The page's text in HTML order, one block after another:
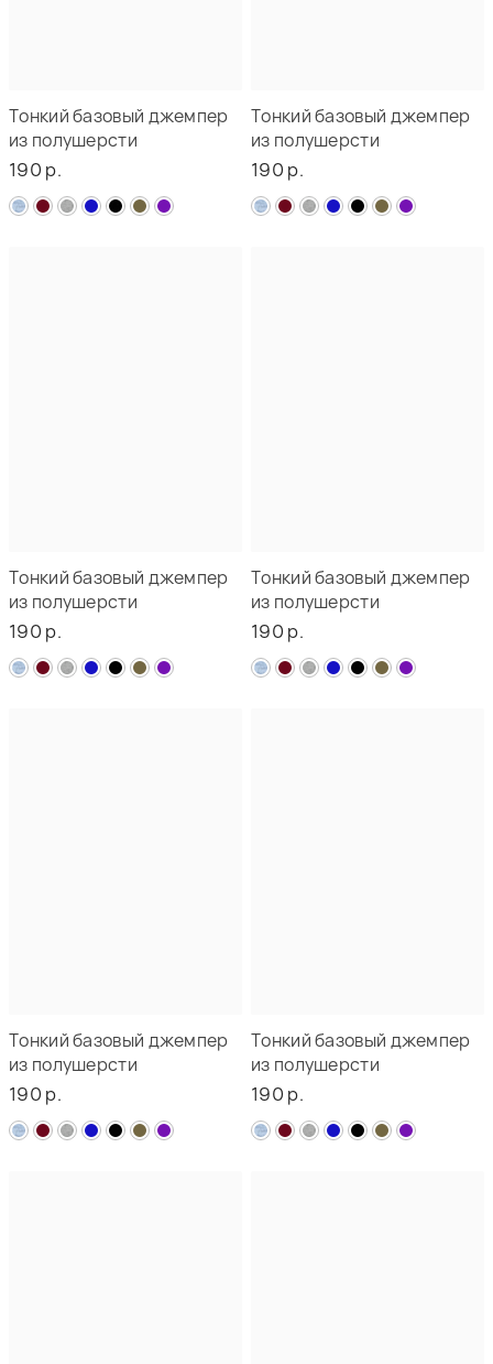
Тонкий базовый джемпер
из полушерсти
190 р.
Тонкий базовый джемпер
из полушерсти
190 р.
Тонкий базовый джемпер
из полушерсти
190 р.
Тонкий базовый джемпер
из полушерсти
190 р.
Тонкий базовый джемпер
из полушерсти
190 р.
Тонкий базовый джемпер
из полушерсти
190 р.